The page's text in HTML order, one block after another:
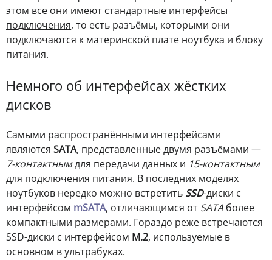
этом все они имеют стандартные интерфейсы
подключения, то есть разъёмы, которыми они
подключаются к материнской плате ноутбука и блоку
питания.
Немного об интерфейсах жёстких
дисков
Самыми распространёнными интерфейсами
являются SATA, представленные двумя разъёмами —
7-контактнымдля передачи данных и 15-контактным
для подключения питания. В последних моделях
ноутбуков нередко можно встретить SSD-диски с
интерфейсом mSATA, отличающимся от SATA более
компактными размерами. Гораздо реже встречаются
SSD-диски с интерфейсом M.2, используемые в
основном в ультрабуках.